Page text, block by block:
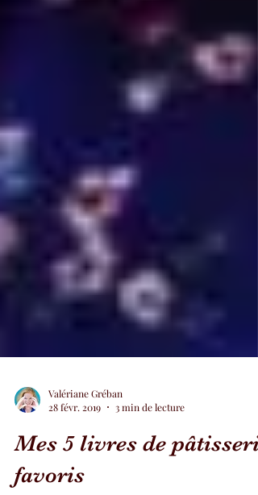
28 févr. 2019
3 min de lecture
Mes 5 livres de pâtisserie